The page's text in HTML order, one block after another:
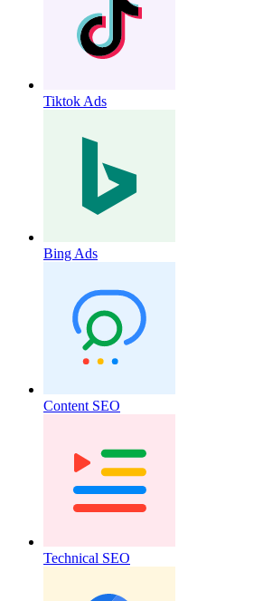
Tiktok Ads
Bing Ads
Content SEO
Technical SEO